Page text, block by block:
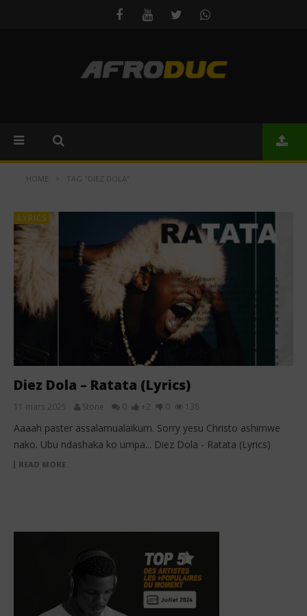
HOME TAG "DIEZ DOLA"
LYRICS
Diez Dola – Ratata (Lyrics)
11 mars 2025 Stone 0 +2 0 138
Aaaah paster assalamualaikum. Sorry yesu Christo ashimwe
nako. Ubu ndashaka ko umpa... Diez Dola - Ratata (Lyrics)
READ MORE